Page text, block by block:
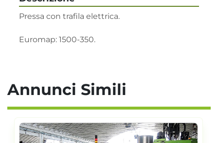
Pressa con trafila elettrica.
Euromap: 1500-350.
Annunci Simili